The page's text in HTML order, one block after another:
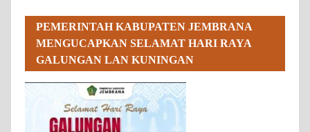
PEMERINTAH KABUPATEN JEMBRANA
MENGUCAPKAN SELAMAT HARI RAYA
GALUNGAN LAN KUNINGAN